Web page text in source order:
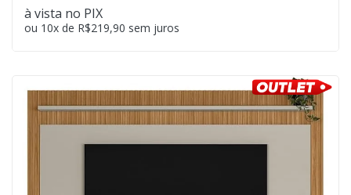
à vista no PIX
ou 10x de R$219,90 sem juros